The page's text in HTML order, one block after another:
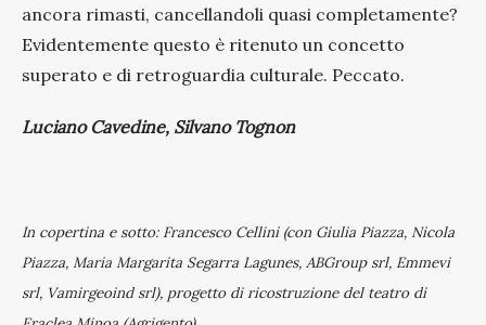
ancora rimasti, cancellandoli quasi completamente?
Evidentemente questo è ritenuto un concetto
superato e di retroguardia culturale. Peccato.
Luciano Cavedine, Silvano Tognon
In copertina e sotto: Francesco Cellini (con Giulia Piazza, Nicola
Piazza, Maria Margarita Segarra Lagunes, ABGroup srl, Emmevi
srl, Vamirgeoind srl), progetto di ricostruzione del teatro di